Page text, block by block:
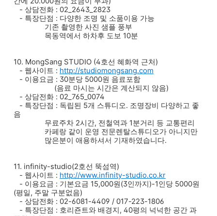
- 상담전화 : 02_2643_2823
- 특장단점 : 다양한 조명 및 소품이용 가능
기존 촬영한 사진 샘플 풍부
목동역에서 하차후 도보 10분
10. MongSang STUDIO (4호선 혜화역 근처)
- 웹사이트 : http://studiomongsang.com
- 이용요금 : 30분당 5000원 음료포함
(음료 마시는 시간은 계산되지 않음)
- 상담전화 : 02_765_0074
- 특장단점 : 독립된 5개 스튜디오. 조명장비 다양하고 좋
음
무료주차 2시간, 전철역과 1분거리 등 교통편리
카페랑 같이 운영 전문렌탈스튜디오가 아니지만
많은분이 애용하셔서 기재하였습니다.
11. infinity-studio(2호선 뚝섬역)
- 웹사이트 : http://www.infinity-studio.co.kr
- 이용요금 : 기본요금 15,000원(3인까지)-1인당 5000원
(평일, 주말 구분없음)
- 상담전화 : 02-6081-4409 / 017-223-1806
- 특장단점 : 호리죤트와 배경지, 40평의 넉넉한 공간 과